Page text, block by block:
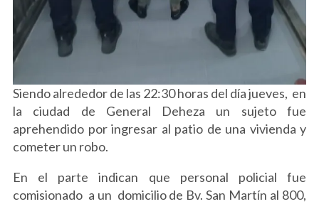
Siendo alrededor de las 22:30 horas del día jueves, en
la ciudad de General Deheza un sujeto fue
aprehendido por ingresar al patio de una vivienda y
cometer un robo.
En el parte indican que personal policial fue
comisionado a un domicilio de Bv. San Martín al 800,